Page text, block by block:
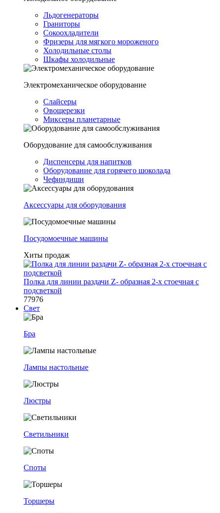
Льдогенераторы
Граниторы
Сокоохладители
Фризеры для мягкого мороженого
Холодильные столы
Шкафы холодильные
Электромеханическое оборудование
Слайсеры
Овощерезки
Миксеры планетарные
Оборудование для самообслуживания
Диспенсеры для напитков
Оборудование для горячего шоколада
Чефиндиши
Аксессуары для оборудования
Посудомоечные машины
Хиты продаж
Полка для линии раздачи Z- образная 2-х стоечная с
подсветкой
77976
Свет
Бра
Лампы настольные
Люстры
Светильники
Споты
Торшеры